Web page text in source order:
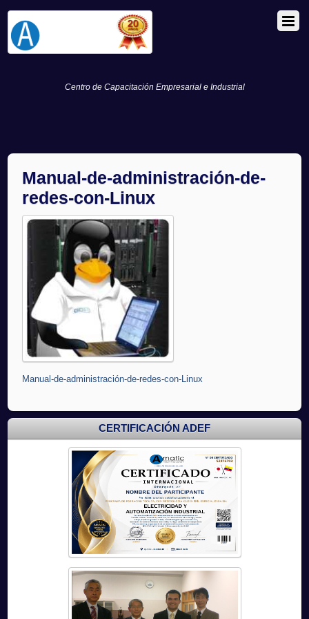
Centro de Capacitación Empresarial e Industrial
Manual-de-administración-de-
redes-con-Linux
Manual-de-administración-de-redes-con-Linux
CERTIFICACIÓN ADEF